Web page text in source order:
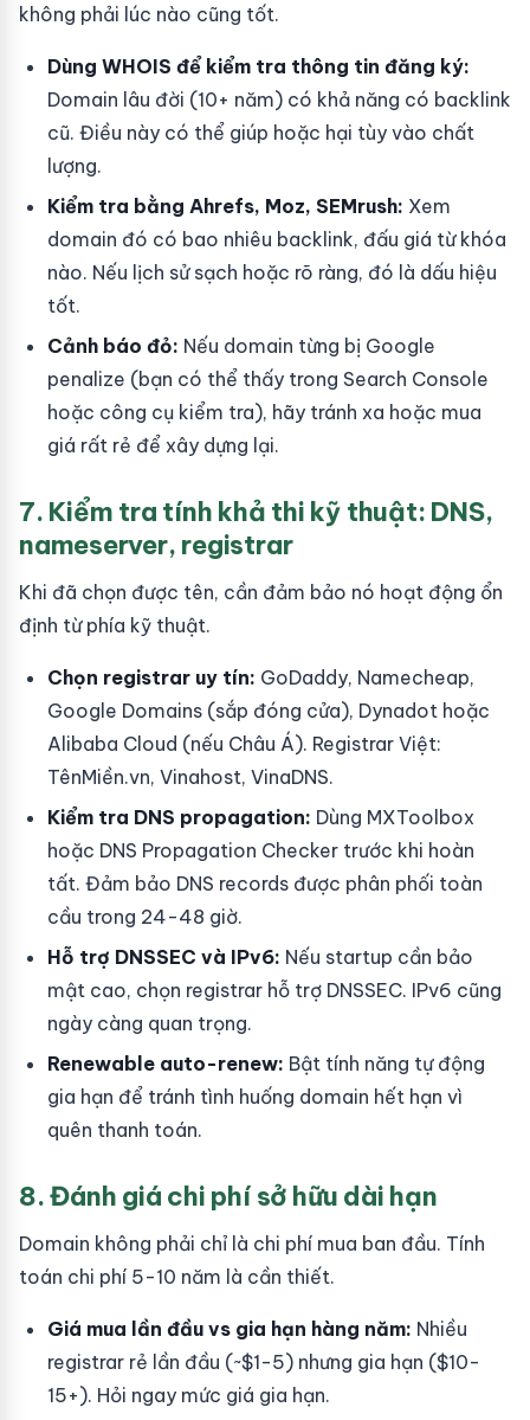
không phải lúc nào cũng tốt.
Dùng WHOIS để kiểm tra thông tin đăng ký:
Domain lâu đời (10+ năm) có khả năng có backlink
cũ. Điều này có thể giúp hoặc hại tùy vào chất
lượng.
Kiểm tra bằng Ahrefs, Moz, SEMrush: Xem
domain đó có bao nhiêu backlink, đấu giá từ khóa
nào. Nếu lịch sử sạch hoặc rõ ràng, đó là dấu hiệu
tốt.
Cảnh báo đỏ: Nếu domain từng bị Google
penalize (bạn có thể thấy trong Search Console
hoặc công cụ kiểm tra), hãy tránh xa hoặc mua
giá rất rẻ để xây dựng lại.
7. Kiểm tra tính khả thi kỹ thuật: DNS,
nameserver, registrar
Khi đã chọn được tên, cần đảm bảo nó hoạt động ổn
định từ phía kỹ thuật.
Chọn registrar uy tín: GoDaddy, Namecheap,
Google Domains (sắp đóng cửa), Dynadot hoặc
Alibaba Cloud (nếu Châu Á). Registrar Việt:
TênMiền.vn, Vinahost, VinaDNS.
Kiểm tra DNS propagation: Dùng MXToolbox
hoặc DNS Propagation Checker trước khi hoàn
tất. Đảm bảo DNS records được phân phối toàn
cầu trong 24-48 giờ.
Hỗ trợ DNSSEC và IPv6: Nếu startup cần bảo
mật cao, chọn registrar hỗ trợ DNSSEC. IPv6 cũng
ngày càng quan trọng.
Renewable auto-renew: Bật tính năng tự động
gia hạn để tránh tình huống domain hết hạn vì
quên thanh toán.
8. Đánh giá chi phí sở hữu dài hạn
Domain không phải chỉ là chi phí mua ban đầu. Tính
toán chi phí 5-10 năm là cần thiết.
Giá mua lần đầu vs gia hạn hàng năm: Nhiều
registrar rẻ lần đầu (~$1-5) nhưng gia hạn ($10-
15+). Hỏi ngay mức giá gia hạn.